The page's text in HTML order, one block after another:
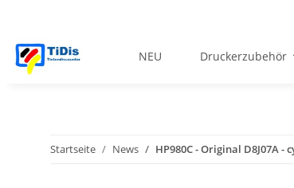
NEU Druckerzubehör
Startseite News HP980C - Original D8J07A